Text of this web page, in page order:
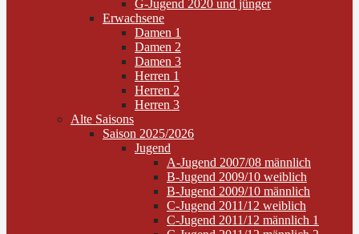
G-Jugend 2020 und jünger
Erwachsene
Damen 1
Damen 2
Damen 3
Herren 1
Herren 2
Herren 3
Alte Saisons
Saison 2025/2026
Jugend
A-Jugend 2007/08 männlich
B-Jugend 2009/10 weiblich
B-Jugend 2009/10 männlich
C-Jugend 2011/12 weiblich
C-Jugend 2011/12 männlich 1